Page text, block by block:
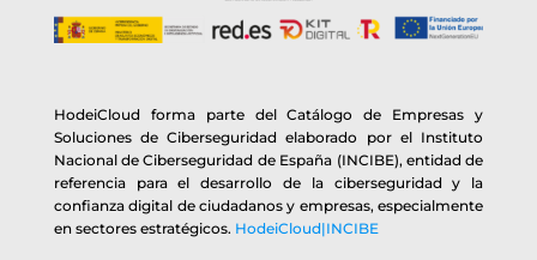
HodeiCloud forma parte del Catálogo de Empresas y
Soluciones de Ciberseguridad elaborado por el Instituto
Nacional de Ciberseguridad de España (INCIBE), entidad de
referencia para el desarrollo de la ciberseguridad y la
confianza digital de ciudadanos y empresas, especialmente
en sectores estratégicos. HodeiCloud|INCIBE